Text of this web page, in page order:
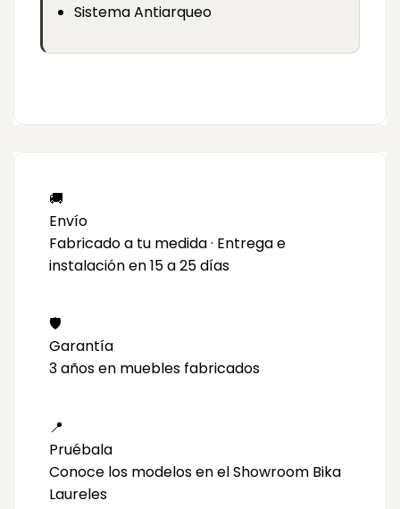
Sistema Antiarqueo
🚚
Envío
Fabricado a tu medida · Entrega e
instalación en 15 a 25 días
🛡️
Garantía
3 años en muebles fabricados
📍
Pruébala
Conoce los modelos en el Showroom Bika
Laureles